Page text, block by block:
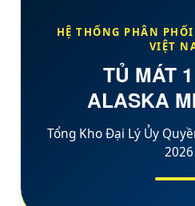
HỆ THỐNG PHÂN
VIỆT
TỦ MÁT
ALASKA
Tổng Kho Đại Lý Ủy
2026